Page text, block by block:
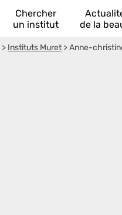
Chercher
un institut
de la
> Instituts Muret>Anne-